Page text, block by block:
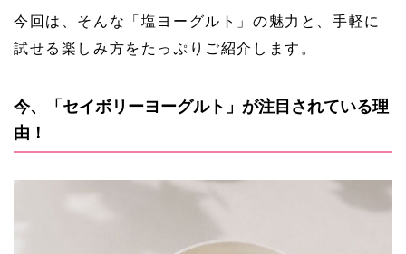
今回は、そんな「塩ヨーグルト」の魅力と、手軽に
試せる楽しみ方をたっぷりご紹介します。
今、「セイボリーヨーグルト」が注目されている理
由！